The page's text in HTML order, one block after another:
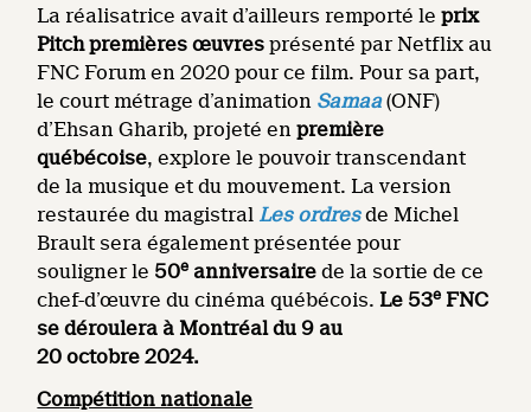
La réalisatrice avait d’ailleurs remporté leprix
Pitch premières œuvres présenté par Netflix au
FNC Forum en 2020 pour ce film. Pour sa part,
le court métrage d’animation Samaa(ONF)
d’Ehsan Gharib, projeté enpremière
québécoise, explore le pouvoir transcendant
de la musique et du mouvement. La version
restaurée du magistral Les ordresde Michel
Brault sera également présentée pour
souligner le 50e anniversaire de la sortie de ce
chef-d’œuvre du cinéma québécois. Le 53e FNC
se déroulera à Montréal du 9 au
20 octobre 2024.
Compétition nationale